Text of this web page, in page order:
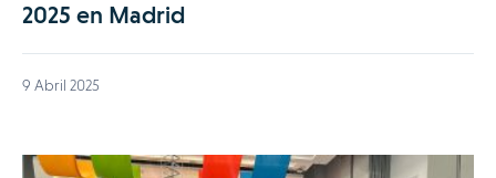
2025 en Madrid
9 Abril 2025